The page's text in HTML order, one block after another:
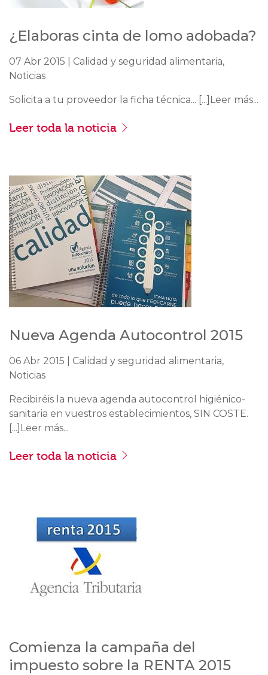
¿Elaboras cinta de lomo adobada?
07 Abr 2015 | Calidad y seguridad alimentaria,
Noticias
Solicita a tu proveedor la ficha técnica... [...]Leer más...
Leer toda la noticia
Nueva Agenda Autocontrol 2015
06 Abr 2015 | Calidad y seguridad alimentaria,
Noticias
Recibiréis la nueva agenda autocontrol higiénico-
sanitaria en vuestros establecimientos, SIN COSTE.
[...]Leer más...
Leer toda la noticia
Comienza la campaña del
impuesto sobre la RENTA 2015